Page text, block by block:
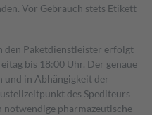
Vor Gebrauch stets Etikett
den Paketdienstleister erfolgt
bis 18:00 Uhr. Der genaue
und in Abhängigkeit der
des Spediteurs
notwendige pharmazeutische